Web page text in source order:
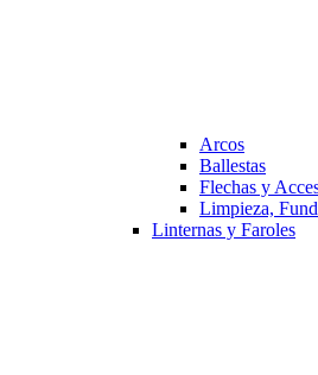
Arcos
Ballestas
Flechas y
Limpieza,
Linternas y Faroles